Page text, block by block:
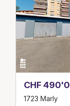
CHF
1723 Marly